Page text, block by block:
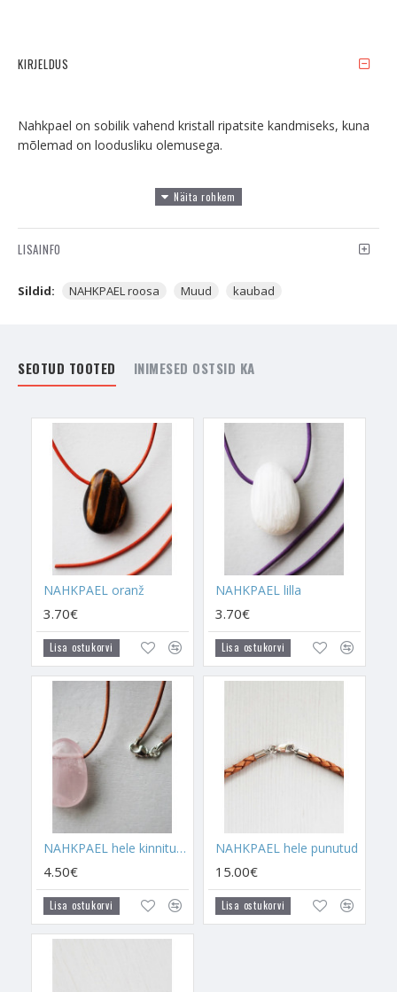
KIRJELDUS
Nahkpael on sobilik vahend kristall ripatsite kandmiseks, kuna
mõlemad on loodusliku olemusega.
LISAINFO
Sildid: NAHKPAEL roosa Muud kaubad
SEOTUD TOOTED INIMESED OSTSID KA
NAHKPAEL oranž
3.70€
Lisa ostukorvi
NAHKPAEL lilla
3.70€
Lisa ostukorvi
NAHKPAEL hele kinnitusega
4.50€
Lisa ostukorvi
NAHKPAEL hele punutud
15.00€
Lisa ostukorvi